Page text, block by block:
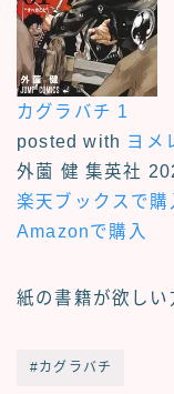
カグラバチ 1
posted with ヨメ
外薗 健 集英社
楽天ブックスで購
Amazonで購入
紙の書籍が欲しい
#カグラバチ